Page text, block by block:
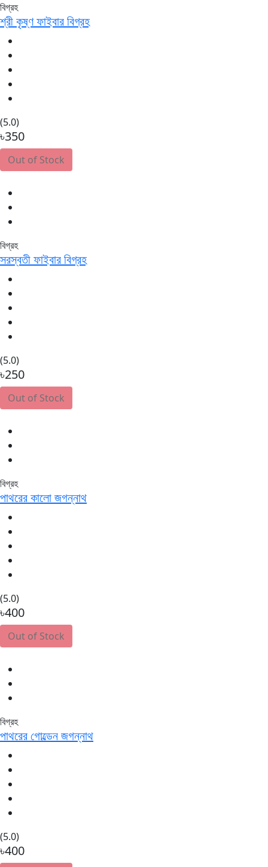
বিগ্রহ
শ্রী কৃষ্ণ ফাইবার বিগ্রহ
(5.0)
৳350
Out of Stock
বিগ্রহ
সরস্বতী ফাইবার বিগ্রহ
(5.0)
৳250
Out of Stock
বিগ্রহ
পাথরের কালো জগন্নাথ
(5.0)
৳400
Out of Stock
বিগ্রহ
পাথরের গোল্ডেন জগন্নাথ
(5.0)
৳400